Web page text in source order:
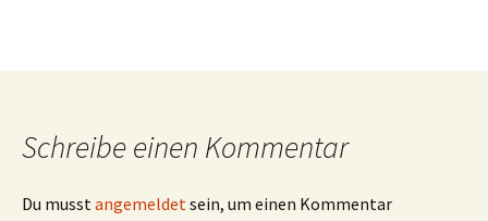
Schreibe einen Kommentar
Du musstangemeldetsein, um einen Kommentar